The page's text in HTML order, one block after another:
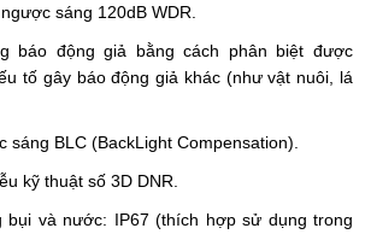
sáng 120dB WDR.
báo động giả bằng cách phân biệt được
tố gây báo động giả khác (như vật nuôi, lá
sáng BLC (BackLight Compensation).
kỹ thuật số 3D DNR.
bụi và nước: IP67 (thích hợp sử dụng trong